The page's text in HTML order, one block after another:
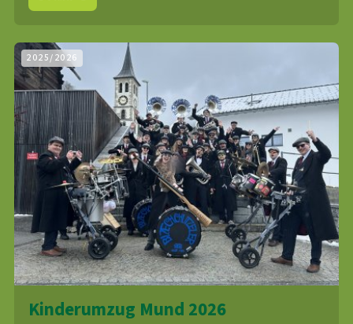
2025/2026
Kinderumzug Mund 2026